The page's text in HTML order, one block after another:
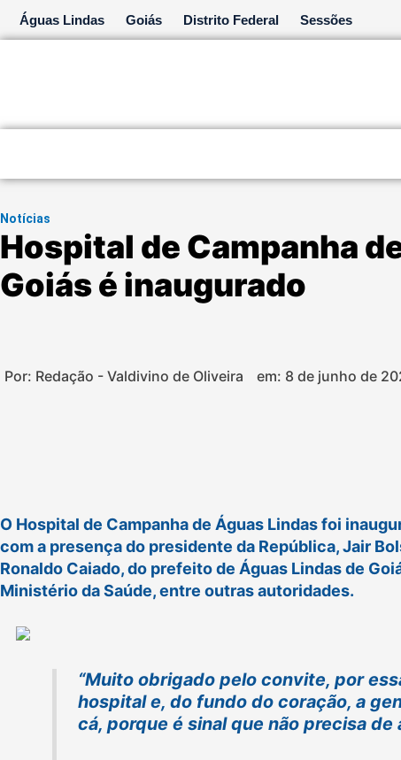
para
Águas Lindas Goiás Distrito Federal Sessões
Notícias
Hospital de Campanha
Goiás é inaugurado
Por: Redação - Valdivino de Oliveira em: 8 de junho de
O Hospital de Campanha de Águas Lindas foi
com a presença do presidente da República, Jair
Ronaldo Caiado, do prefeito de Águas Lindas de
Ministério da Saúde, entre outras autoridades.
“Muito obrigado pelo convite, por
hospital e, do fundo do coração, a
cá, porque é sinal que não precisa de